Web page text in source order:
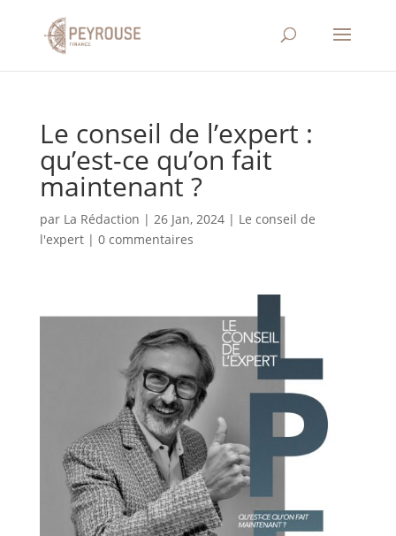
Le conseil de l’expert :
qu’est-ce qu’on fait
maintenant ?
par La Rédaction | 26 Jan, 2024| Le conseil de
l'expert| 0 commentaires